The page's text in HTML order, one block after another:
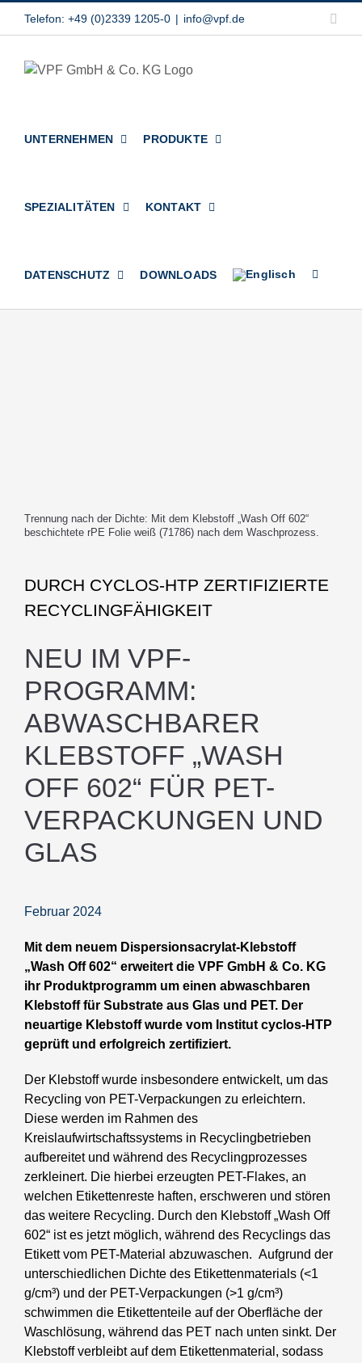
Telefon: +49 (0)2339 1205-0 | info@vpf.de
UNTERNEHMEN PRODUKTE
SPEZIALITÄTEN KONTAKT
DATENSCHUTZ DOWNLOADS
Trennung nach der Dichte: Mit dem Klebstoff „Wash Off 602“
beschichtete rPE Folie weiß (71786) nach dem Waschprozess.
DURCH CYCLOS-HTP ZERTIFIZIERTE
RECYCLINGFÄHIGKEIT
NEU IM VPF-
PROGRAMM:
ABWASCHBARER
KLEBSTOFF „WASH
OFF 602“ FÜR PET-
VERPACKUNGEN UND
GLAS
Februar 2024
Mit dem neuem Dispersionsacrylat-Klebstoff
„Wash Off 602“ erweitert die VPF GmbH & Co. KG
ihr Produktprogramm um einen abwaschbaren
Klebstoff für Substrate aus Glas und PET. Der
neuartige Klebstoff wurde vom Institut cyclos-HTP
geprüft und erfolgreich zertifiziert.
Der Klebstoff wurde insbesondere entwickelt, um das
Recycling von PET-Verpackungen zu erleichtern.
Diese werden im Rahmen des
Kreislaufwirtschaftssystems in Recyclingbetrieben
aufbereitet und während des Recyclingprozesses
zerkleinert. Die hierbei erzeugten PET-Flakes, an
welchen Etikettenreste haften, erschweren und stören
das weitere Recycling. Durch den Klebstoff „Wash Off
602“ ist es jetzt möglich, während des Recyclings das
Etikett vom PET-Material abzuwaschen. Aufgrund der
unterschiedlichen Dichte des Etikettenmaterials (<1
g/cm³) und der PET-Verpackungen (>1 g/cm³)
schwimmen die Etikettenteile auf der Oberfläche der
Waschlösung, während das PET nach unten sinkt. Der
Klebstoff verbleibt auf dem Etikettenmaterial, sodass